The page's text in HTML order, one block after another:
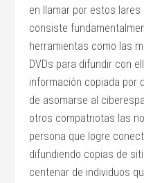
en llamar por estos lares
consiste
herramientas como las
DVDs para difundir con
información copiada por
de asomarse al
otros compatriotas las
persona que logre
difundiendo copias de
centenar de individuos